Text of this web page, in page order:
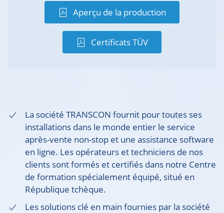
Aperçu de la production
Certificats TÜV
La société TRANSCON fournit pour toutes ses
installations dans le monde entier le service
après-vente non-stop et une assistance software
en ligne. Les opérateurs et techniciens de nos
clients sont formés et certifiés dans notre Centre
de formation spécialement équipé, situé en
République tchèque.
Les solutions clé en main fournies par la société